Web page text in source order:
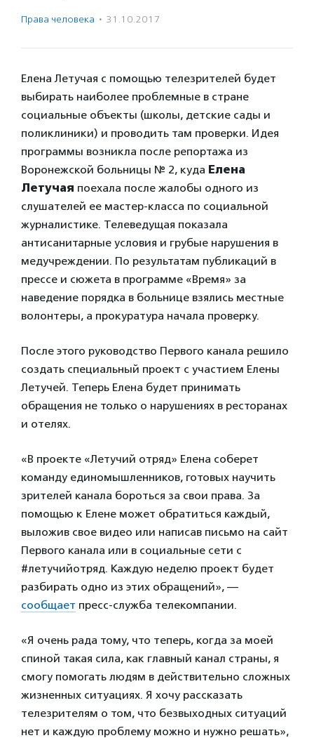
Права человека · 31.10.2017
Елена Летучая с помощью телезрителей будет
выбирать наиболее проблемные в стране
социальные объекты (школы, детские сады и
поликлиники) и проводить там проверки. Идея
программы возникла после репортажа из
Воронежской больницы № 2, куда Елена
Летучая поехала после жалобы одного из
слушателей ее мастер-класса по социальной
журналистике. Телеведущая показала
антисанитарные условия и грубые нарушения в
медучреждении. По результатам публикаций в
прессе и сюжета в программе «Время» за
наведение порядка в больнице взялись местные
волонтеры, а прокуратура начала проверку.
После этого руководство Первого канала решило
создать специальный проект с участием Елены
Летучей. Теперь Елена будет принимать
обращения не только о нарушениях в ресторанах
и отелях.
«В проекте «Летучий отряд» Елена соберет
команду единомышленников, готовых научить
зрителей канала бороться за свои права. За
помощью к Елене может обратиться каждый,
выложив свое видео или написав письмо на сайт
Первого канала или в социальные сети с
#летучийотряд. Каждую неделю проект будет
разбирать одно из этих обращений», —
сообщает пресс-служба телекомпании.
«Я очень рада тому, что теперь, когда за моей
спиной такая сила, как главный канал страны, я
смогу помогать людям в действительно сложных
жизненных ситуациях. Я хочу рассказать
телезрителям о том, что безвыходных ситуаций
нет и каждую проблему можно и нужно решать»,